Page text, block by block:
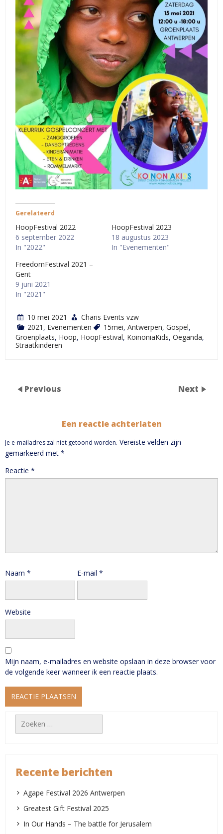
Gerelateerd
HoopFestival 2022
6 september 2022
In "2022"
HoopFestival 2023
18 augustus 2023
In "Evenementen"
FreedomFestival 2021 –
Gent
9 juni 2021
In "2021"
10 mei 2021
Charis Events vzw
2021 , Evenementen 15mei, Antwerpen, Gospel,
Groenplaats, Hoop, HoopFestival, KoinoniaKids, Oeganda,
Straatkinderen
Previous Next
Een reactie achterlaten
Je e-mailadres zal niet getoond worden. Vereiste velden zijn
gemarkeerd met *
Reactie *
Naam * E-mail *
Website
Mijn naam, e-mailadres en website opslaan in deze browser voor
de volgende keer wanneer ik een reactie plaats.
Zoeken
naar:
Recente berichten
Agape Festival 2026 Antwerpen
Greatest Gift Festival 2025
In Our Hands – The battle for Jerusalem